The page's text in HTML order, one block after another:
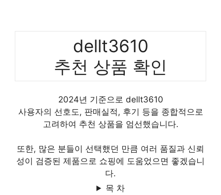
dellt3610
추천 상품 확인
2024년 기준으로 dellt3610
사용자의 선호도, 판매실적, 후기 등을 종합적으로
고려하여 추천 상품을 엄선했습니다.
또한, 많은 분들이 선택했던 만큼 여러 품질과 신뢰
성이 검증된 제품으로 쇼핑에 도움었으면 좋겠습니
다.
목 차